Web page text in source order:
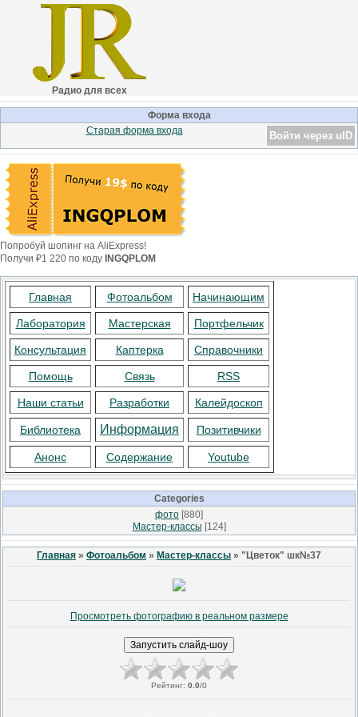
Радио для всех
Форма входа
Войти через uID
Старая форма входа
Попробуй шопинг на AliExpress!
Получи ₽1 220 по коду INGQPLOM
Главная Фотоальбом Начинающим
Лаборатория Мастерская Портфельчик
Консультация Каптерка Справочники
Помощь Связь RSS
Наши статьи Разработки Калейдоскоп
Библиотека Информация Позитивчики
Анонс Содержание Youtube
Categories
фото [880]
Мастер-классы [124]
Главная » Фотоальбом » Мастер-классы » "Цветок" шк№37
Просмотреть фотографию в реальном размере
Рейтинг: 0.0/0